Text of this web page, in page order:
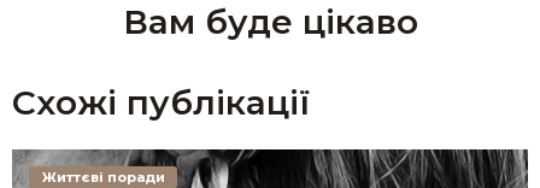
Вам буде цікаво
Схожі публікації
Життєві поради